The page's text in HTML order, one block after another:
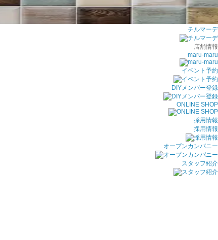
チルマーデ
店舗情報
maru-maru
イベント予約
DIYメンバー登録
ONLINE SHOP
採用情報
採用情報
オープンカンパニー
スタッフ紹介